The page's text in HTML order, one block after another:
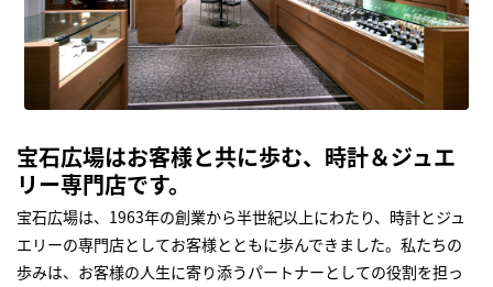
宝石広場はお客様と共に歩む、時計＆ジュエ
リー専門店です。
宝石広場は、1963年の創業から半世紀以上にわたり、時計とジュ
エリーの専門店としてお客様とともに歩んできました。私たちの
歩みは、お客様の人生に寄り添うパートナーとしての役割を担っ